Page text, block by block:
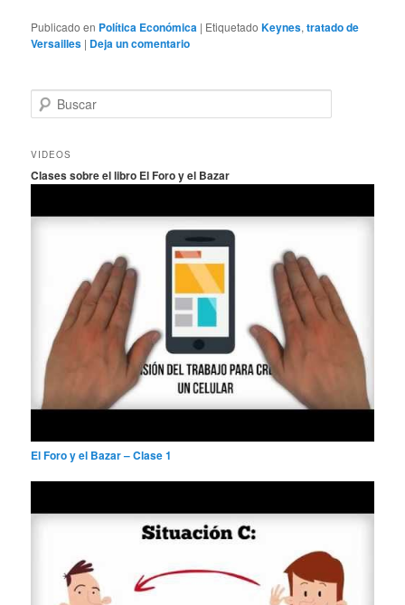
Publicado en Política Económica | Etiquetado Keynes,tratado de
Versailles | Deja un comentario
u
c
r
VIDEOS
Clases sobre el libro El Foro y el Bazar
El Foro y el Bazar – Clase 1